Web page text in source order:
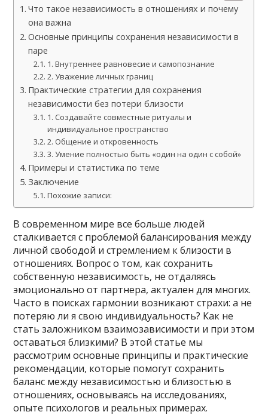
Что такое независимость в отношениях и почему
она важна
Основные принципы сохранения независимости в
паре
1. Внутреннее равновесие и самопознание
2. Уважение личных границ
Практические стратегии для сохранения
независимости без потери близости
1. Создавайте совместные ритуалы и
индивидуальное пространство
2. Общение и откровенность
3. Умение полностью быть «один на один с собой»
Примеры и статистика по теме
Заключение
Похожие записи:
В современном мире все больше людей
сталкивается с проблемой балансирования между
личной свободой и стремлением к близости в
отношениях. Вопрос о том, как сохранить
собственную независимость, не отдаляясь
эмоционально от партнера, актуален для многих.
Часто в поисках гармонии возникают страхи: а не
потеряю ли я свою индивидуальность? Как не
стать заложником взаимозависимости и при этом
оставаться близкими? В этой статье мы
рассмотрим основные принципы и практические
рекомендации, которые помогут сохранить
баланс между независимостью и близостью в
отношениях, основываясь на исследованиях,
опыте психологов и реальных примерах.